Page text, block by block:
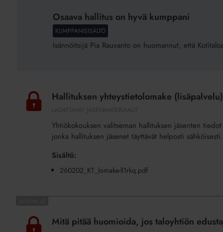
Osaava hallitus on hyvä kumppani
KUMPPANISISÄLTÖ
Isännöitsijä Pia Rauvanto on huomannut, että
yhteystietolomake
(lisäpalvelu)Hallituksen yhteystietolomake (lisäpalvelu)
Yhtiökokouksen valitseman hallituksen jäsenten
jonka hallituksen jäsenet täyttävät helposti
Sisältö:
260202_KT_lomake-ll1rkq.pdf
pitää
huomioida,Mitä pitää huomioida, jos taloyhtiön